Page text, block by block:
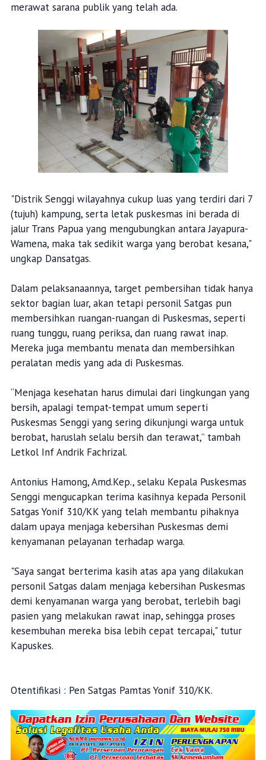
merawat sarana publik yang telah ada.
"Distrik Senggi wilayahnya cukup luas yang terdiri dari 7
(tujuh) kampung, serta letak puskesmas ini berada di
jalur Trans Papua yang mengubungkan antara Jayapura-
Wamena, maka tak sedikit warga yang berobat kesana,"
ungkap Dansatgas.
Dalam pelaksanaannya, target pembersihan tidak hanya
sektor bagian luar, akan tetapi personil Satgas pun
membersihkan ruangan-ruangan di Puskesmas, seperti
ruang tunggu, ruang periksa, dan ruang rawat inap.
Mereka juga membantu menata dan membersihkan
peralatan medis yang ada di Puskesmas.
“Menjaga kesehatan harus dimulai dari lingkungan yang
bersih, apalagi tempat-tempat umum seperti
Puskesmas Senggi yang sering dikunjungi warga untuk
berobat, haruslah selalu bersih dan terawat,” tambah
Letkol Inf Andrik Fachrizal.
Antonius Hamong, Amd.Kep., selaku Kepala Puskesmas
Senggi mengucapkan terima kasihnya kepada Personil
Satgas Yonif 310/KK yang telah membantu pihaknya
dalam upaya menjaga kebersihan Puskesmas demi
kenyamanan pelayanan terhadap warga.
"Saya sangat berterima kasih atas apa yang dilakukan
personil Satgas dalam menjaga kebersihan Puskesmas
demi kenyamanan warga yang berobat, terlebih bagi
pasien yang melakukan rawat inap, sehingga proses
kesembuhan mereka bisa lebih cepat tercapai," tutur
Kapuskes.
Otentifikasi : Pen Satgas Pamtas Yonif 310/KK.